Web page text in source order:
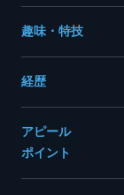
趣味・特技
経歴
アピール
ポイント